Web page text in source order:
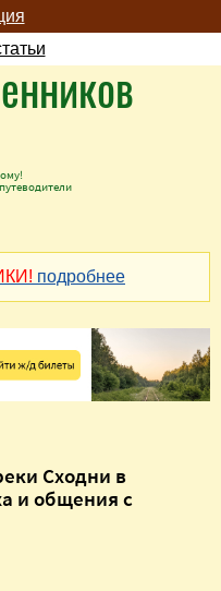
подробнее
Сходни в
и общения с